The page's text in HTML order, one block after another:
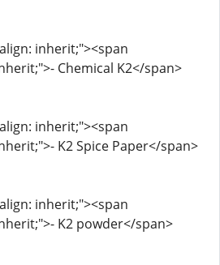
inherit;"><span
Chemical K2</span>
inherit;"><span
K2 Spice Paper</span>
inherit;"><span
K2 powder</span>